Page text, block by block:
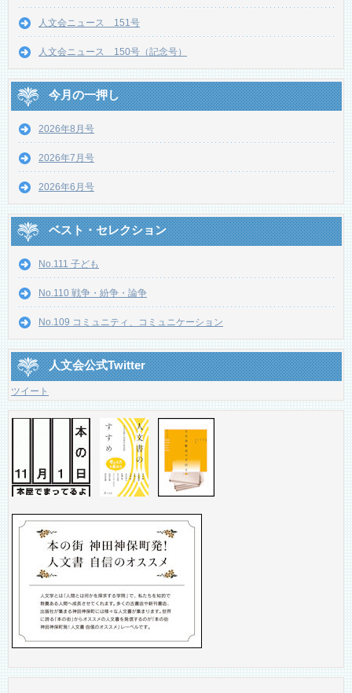
人文会ニュース 151号
人文会ニュース 150号（記念号）
今月の一押し
2026年8月号
2026年7月号
2026年6月号
ベスト・セレクション
No.111 子ども
No.110 戦争・紛争・論争
No.109 コミュニティ、コミュニケーション
人文会公式Twitter
ツイート